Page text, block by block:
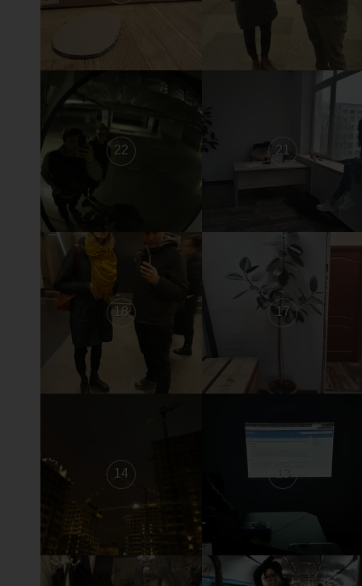
22 21
18 17
14 13